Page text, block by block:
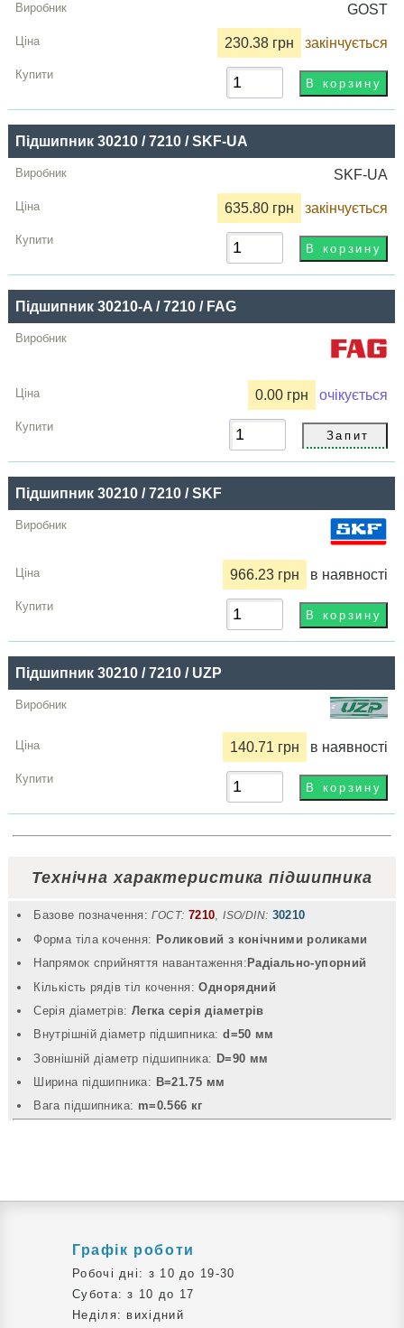
GOST
230.38 грн закінчується
Підшипник 30210 / 7210 / SKF-UA
SKF-UA
635.80 грн закінчується
Підшипник 30210-A / 7210 / FAG
0.00 грн очікується
Підшипник 30210 / 7210 / SKF
966.23 грн в наявності
Підшипник 30210 / 7210 / UZP
140.71 грн в наявності
Технічна характеристика підшипника
Базове позначення: ГОСТ: 7210,ISO/DIN: 30210
Форма тіла кочення: Роликовий з конічними роликами
Напрямок сприйняття навантаження: Радіально-упорний
Кількість рядів тіл кочення:Однорядний
Серія діаметрів: Легка серія діаметрів
Внутрішній діаметр підшипника:d=50 мм
Зовнішній діаметр підшипника: D=90 мм
Ширина підшипника: B=21.75 мм
Вага підшипника: m=0.566 кг
Графік роботи
Робочі дні: з 10 до 19-30
Субота: з 10 до 17
Неділя: вихідний